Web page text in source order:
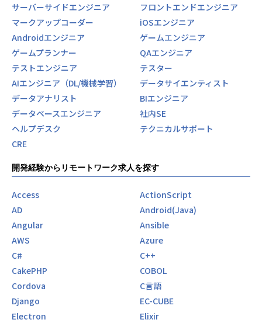
サーバーサイドエンジニア
フロントエンドエンジニア
マークアップコーダー
iOSエンジニア
Androidエンジニア
ゲームエンジニア
ゲームプランナー
QAエンジニア
テストエンジニア
テスター
AIエンジニア（DL/機械学習）
データサイエンティスト
データアナリスト
BIエンジニア
データベースエンジニア
社内SE
ヘルプデスク
テクニカルサポート
CRE
開発経験からリモートワーク求人を探す
Access
ActionScript
AD
Android(Java)
Angular
Ansible
AWS
Azure
C#
C++
CakePHP
COBOL
Cordova
C言語
Django
EC-CUBE
Electron
Elixir